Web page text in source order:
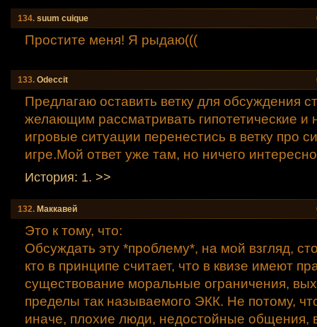
134. suum сuique
Простите меня! Я рыдаю(((
133. Odeccit
Предлагаю оставить ветку для обсуждения
желающим рассматривать гипотетические и
игровые ситуации перенестись в ветку про
игре.Мой ответ уже там, но ничего
История: 1. >>
132. Маккавей
Это к тому, что:
Обсуждать эту *проблему*, на мой взгляд,
кто в принципе считает, что в квизе имеют
существование моральные ограничения,
пределы так называемого ЭКК. Не потому,
иначе, плохие люди, недостойные общения,